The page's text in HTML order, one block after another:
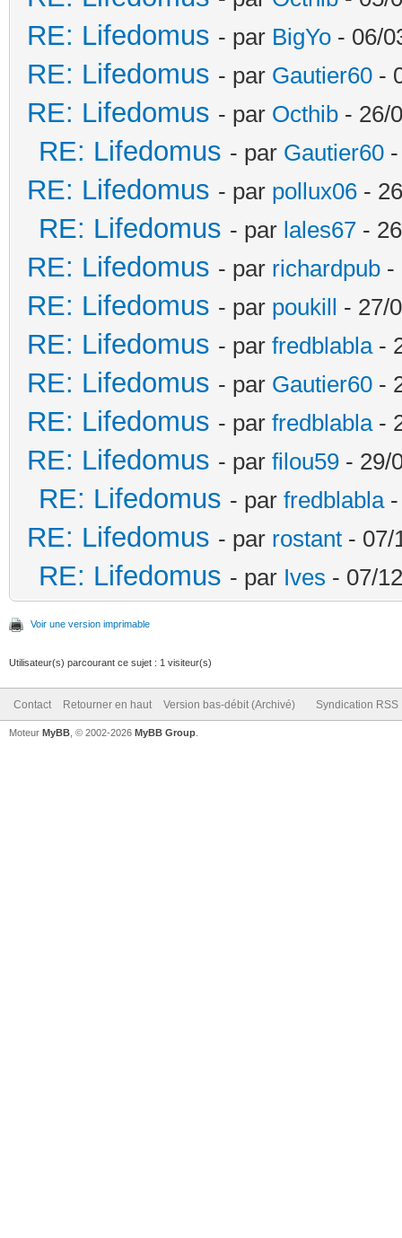
RE: Lifedomus - par BigYo - 06/
RE: Lifedomus - par Gautier60 -
RE: Lifedomus - par Octhib - 26/
RE: Lifedomus - par Gautier60
RE: Lifedomus - par pollux06 -
RE: Lifedomus - par lales67 -
RE: Lifedomus - par richardpub -
RE: Lifedomus - par poukill - 27/
RE: Lifedomus - par fredblabla-
RE: Lifedomus - par Gautier60 -
RE: Lifedomus - par fredblabla-
RE: Lifedomus - par filou59 - 29/
RE: Lifedomus - par fredblabla-
RE: Lifedomus - par rostant - 07/
RE: Lifedomus - par Ives - 07/
Voir une version imprimable
Utilisateur(s) parcourant ce sujet : 1 visiteur(s)
Contact Retourner en haut Version bas-débit (Archivé) Syndication RSS
Moteur MyBB , © 2002-2026 MyBB Group